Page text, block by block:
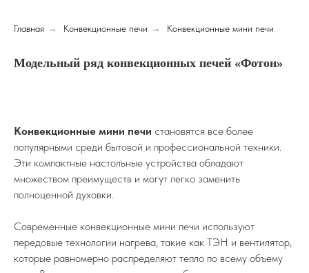
Главная → Конвекционные печи → Конвекционные мини печи
Модельный ряд конвекционных печей «Фотон»
Конвекционные мини печи становятся все более
популярными среди бытовой и профессиональной техники.
Эти компактные настольные устройства обладают
множеством преимуществ и могут легко заменить
полноценной духовки.
Современные конвекционные мини печи используют
передовые технологии нагрева, такие как ТЭН и вентилятор,
которые равномерно распределяют тепло по всему объему